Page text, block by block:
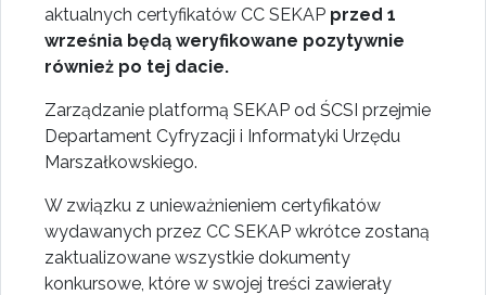
aktualnych certyfikatów CC SEKAP przed 1
września będą weryfikowane pozytywnie
również po tej dacie.
Zarządzanie platformą SEKAP od ŚCSI przejmie
Departament Cyfryzacji i Informatyki Urzędu
Marszałkowskiego.
W związku z unieważnieniem certyfikatów
wydawanych przez CC SEKAP wkrótce zostaną
zaktualizowane wszystkie dokumenty
konkursowe, które w swojej treści zawierały